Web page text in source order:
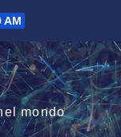
AM
mondo